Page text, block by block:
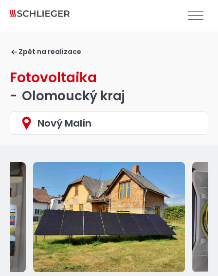
Zpět na realizace
Fotovoltaika
- Olomoucký kraj
Nový Malín